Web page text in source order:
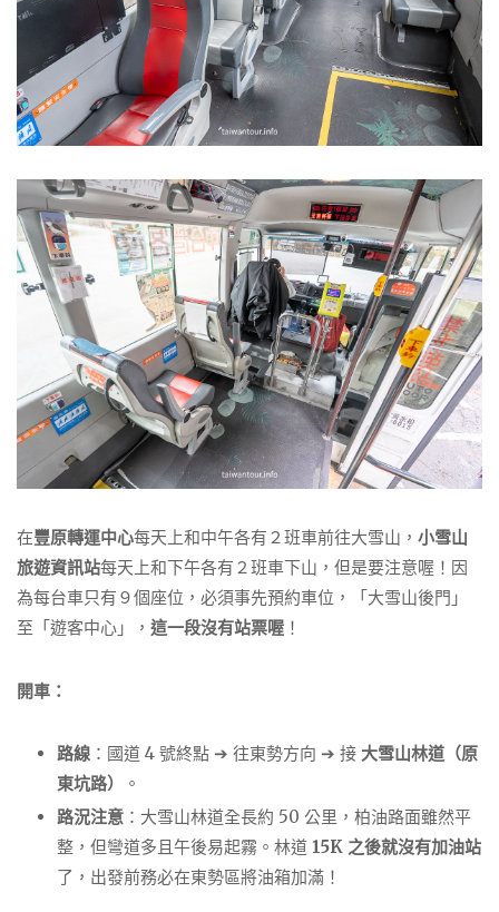
在豐原轉運中心每天上和中午各有２班車前往大雪山， 小雪山
旅遊資訊站每天上和下午各有２班車下山，但是要注意喔！因
為每台車只有９個座位，必須事先預約車位，「大雪山後門」
至「遊客中心」， 這一段沒有站票喔 ！
開車：
路線 ：國道 4 號終點 ➔ 往東勢方向 ➔ 接 大雪山林道（原
東坑路）
。
路況注意 ：大雪山林道全長約 50 公里，柏油路面雖然平
整，但彎道多且午後易起霧。林道 15K 之後就沒有加油站
了，出發前務必在東勢區將油箱加滿！